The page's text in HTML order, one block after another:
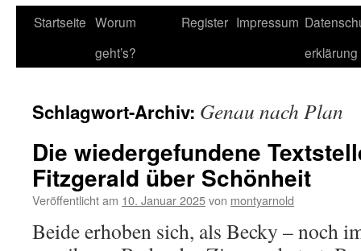
Startseite Worum
geht’s?
Register Impressum
erklärung
Schlagwort-Archiv: Genau nach Plan
Die wiedergefundene
Fitzgerald über Schönheit
Veröffentlicht am 10. Januar 2025von montyarnold
Beide erhoben sich, als Becky – noch